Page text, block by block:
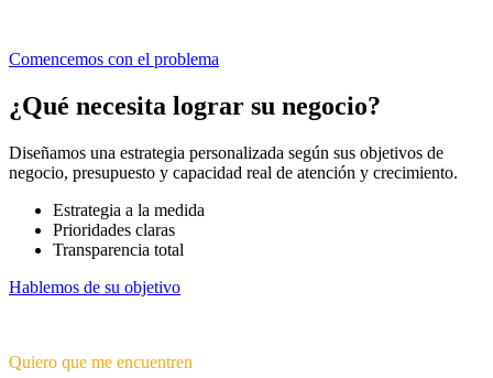
Comencemos con el problema
¿Qué necesita lograr su negocio?
Diseñamos una estrategia personalizada según sus objetivos de
negocio, presupuesto y capacidad real de atención y crecimiento.
Estrategia a la medida
Prioridades claras
Transparencia total
Hablemos de su objetivo
Quiero que me encuentren